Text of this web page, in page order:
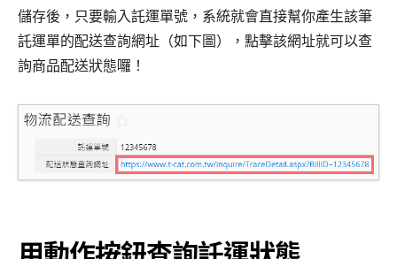
儲存後，只要輸入託運單號，系統就會直接幫你產生該筆
託運單的配送查詢網址（如下圖），點擊該網址就可以查
詢商品配送狀態囉！